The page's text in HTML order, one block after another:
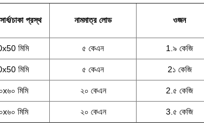
চাকা প্রস্থ নামমাত্র লোড ওজন
মিমি ৫ কেএন 1.৯ কেজি
মিমি ৫ কেএন 2১ কেজি
মিমি ২০ কেএন 2.৫ কেজি
মিমি ২০ কেএন 3.৫ কেজি